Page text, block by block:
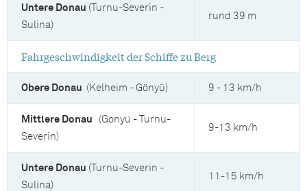
Untere Donau (Turnu-Severin -
Sulina)
rund 39 m
Fahrgeschwindigkeit der Schiffe zu Berg
Obere Donau (Kelheim - Gönyü) 9 - 13 km/h
Mittlere Donau (Gönyü - Turnu-
Severin)
9-13 km/h
Untere Donau (Turnu-Severin -
Sulina)
11-15 km/h